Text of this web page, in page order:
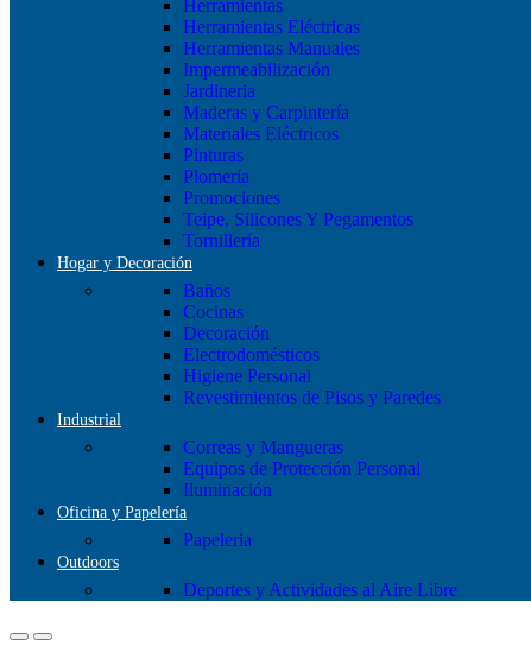
Herramientas
Herramientas Eléctricas
Herramientas Manuales
Impermeabilización
Jardineria
Maderas y Carpintería
Materiales Eléctricos
Pinturas
Plomería
Promociones
Teipe, Silicones Y Pegamentos
Tornillería
Hogar y Decoración
Baños
Cocinas
Decoración
Electrodomésticos
Higiene Personal
Revestimientos de Pisos y Paredes
Industrial
Correas y Mangueras
Equipos de Protección Personal
Iluminación
Oficina y Papelería
Papeleria
Outdoors
Deportes y Actividades al Aire Libre